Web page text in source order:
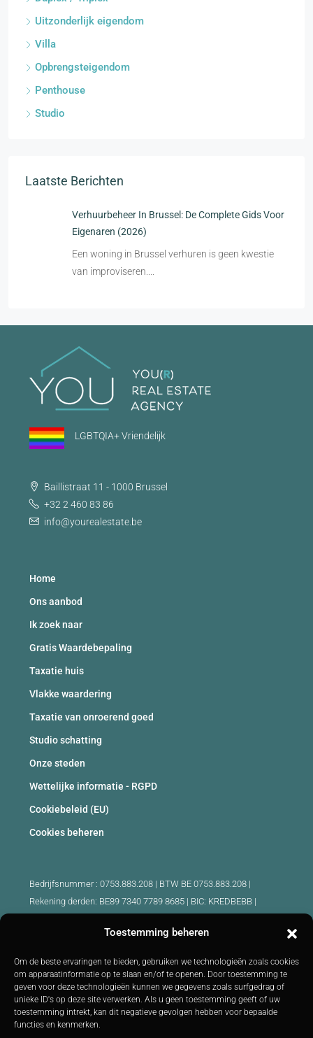
Toestemming beheren
Om de beste ervaringen te bieden, gebruiken we technologieën zoals cookies
om apparaatinformatie op te slaan en/of te openen. Door toestemming te
geven voor deze technologieën kunnen we gegevens zoals surfgedrag of
unieke ID's op deze site verwerken. Als u geen toestemming geeft of uw
toestemming intrekt, kan dit negatieve gevolgen hebben voor bepaalde
functies en kenmerken.
Uitzonderlijk eigendom
Villa
Opbrengsteigendom
Penthouse
Studio
Laatste Berichten
Verhuurbeheer In Brussel: De Complete Gids Voor
Eigenaren (2026)
Een woning in Brussel verhuren is geen kwestie
van improviseren....
LGBTQIA+ Vriendelijk
Baillistraat 11 - 1000 Brussel
+32 2 460 83 86
info@yourealestate.be
Home
Ons aanbod
Ik zoek naar
Gratis Waardebepaling
Taxatie huis
Vlakke waardering
Taxatie van onroerend goed
Studio schatting
Onze steden
Wettelijke informatie - RGPD
Cookiebeleid (EU)
Cookies beheren
Bedrijfsnummer : 0753.883.208 | BTW BE 0753.883.208 |
Rekening derden: BE89 7340 7789 8685 | BIC: KREDBEBB |
IPI 510.425 - IPI 509.754 - IPI 512.791 - IPI : 520.171
IPI 519.992 (stagiair)
Onderworpen aan
de deontologische code BIV : http://biv.be
Controleorgaan: IPI -